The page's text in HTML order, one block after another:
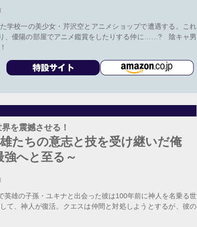
学校一の美少女・芹沢空とアニメショップで遭遇する。これ
、優陽の部屋でアニメ鑑賞をしたりする仲に……? 陰キャ男
を震撼させる！
たちの意志と技を受け継いだ俺
へと至る～
英雄の子孫・ユキナと出会った彼は100年前に神人を名乗る世
て、神人が復活。クエスは仲間と対処しようとするが、彼の